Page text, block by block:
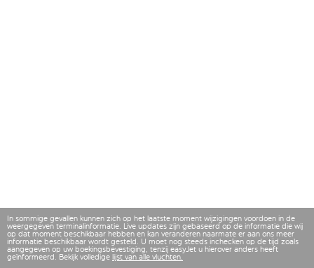
In sommige gevallen kunnen zich op het laatste moment wijzigingen voordoen in de
weergegeven terminalinformatie. Live updates zijn gebaseerd op de informatie die wij
op dat moment beschikbaar hebben en kan veranderen naarmate er aan ons meer
informatie beschikbaar wordt gesteld. U moet nog steeds inchecken op de tijd zoals
aangegeven op uw boekingsbevestiging, tenzij easyJet u hierover anders heeft
geïnformeerd. Bekijk volledige lijst van alle vluchten.